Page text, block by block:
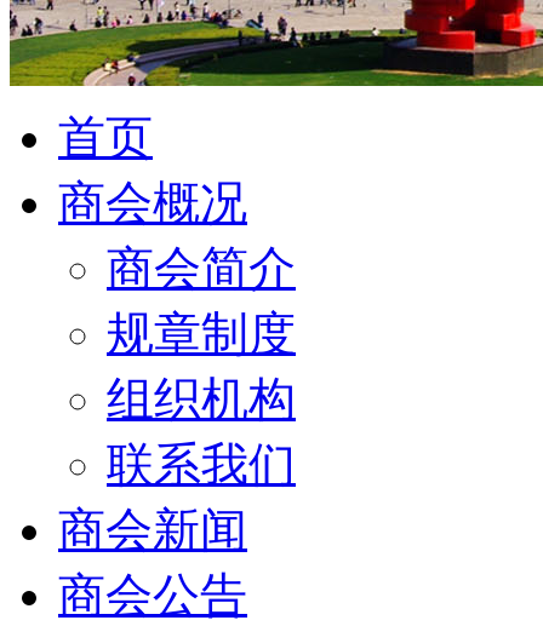
首页
商会概况
商会简介
规章制度
组织机构
联系我们
商会新闻
商会公告